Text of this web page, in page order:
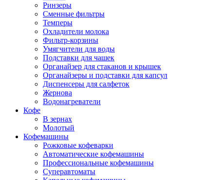
Ринзеры
Сменные фильтры
Темперы
Охладители молока
Фильтр-корзины
Умягчители для воды
Подставки для чашек
Органайзер для стаканов и крышек
Органайзеры и подставки для капсул
Диспенсеры для салфеток
Жернова
Водонагреватели
Кофе
В зернах
Молотый
Кофемашины
Рожковые кофеварки
Автоматические кофемашины
Профессиональные кофемашины
Суперавтоматы